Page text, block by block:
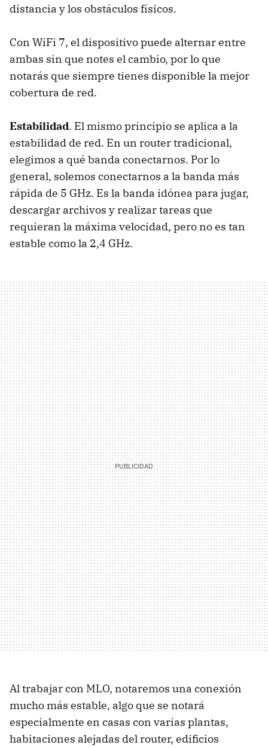
distancia y los obstáculos físicos.
Con WiFi 7, el dispositivo puede alternar entre
ambas sin que notes el cambio, por lo que
notarás que siempre tienes disponible la mejor
cobertura de red.
Estabilidad. El mismo principio se aplica a la
estabilidad de red. En un router tradicional,
elegimos a qué banda conectarnos. Por lo
general, solemos conectarnos a la banda más
rápida de 5 GHz. Es la banda idónea para jugar,
descargar archivos y realizar tareas que
requieran la máxima velocidad, pero no es tan
estable como la 2,4 GHz.
Al trabajar con MLO, notaremos una conexión
mucho más estable, algo que se notará
especialmente en casas con varias plantas,
habitaciones alejadas del router, edificios